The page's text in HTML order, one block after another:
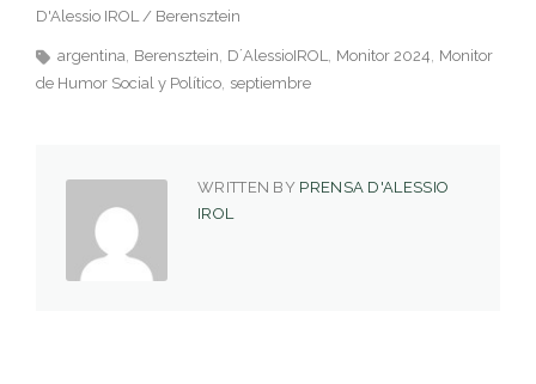
D'Alessio IROL / Berensztein
argentina Berensztein D´AlessioIROL Monitor 2024 Monitor
de Humor Social y Político septiembre
WRITTEN BY PRENSA D'ALESSIO
IROL